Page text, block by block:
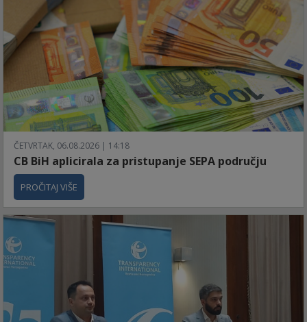
ČETVRTAK, 06.08.2026 | 14:18
CB BiH aplicirala za pristupanje SEPA području
PROČITAJ VIŠE